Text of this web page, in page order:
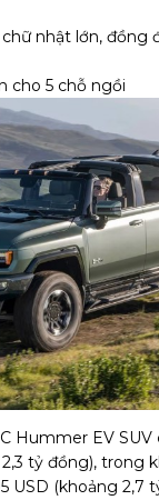
nhật lớn, đồng
cho 5 chỗ ngồi
Hummer EV
tỷ đồng), trong
USD (khoảng 2,7